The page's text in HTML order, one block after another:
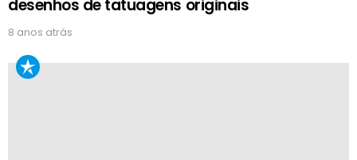
desenhos de tatuagens originais
8 anos atrás